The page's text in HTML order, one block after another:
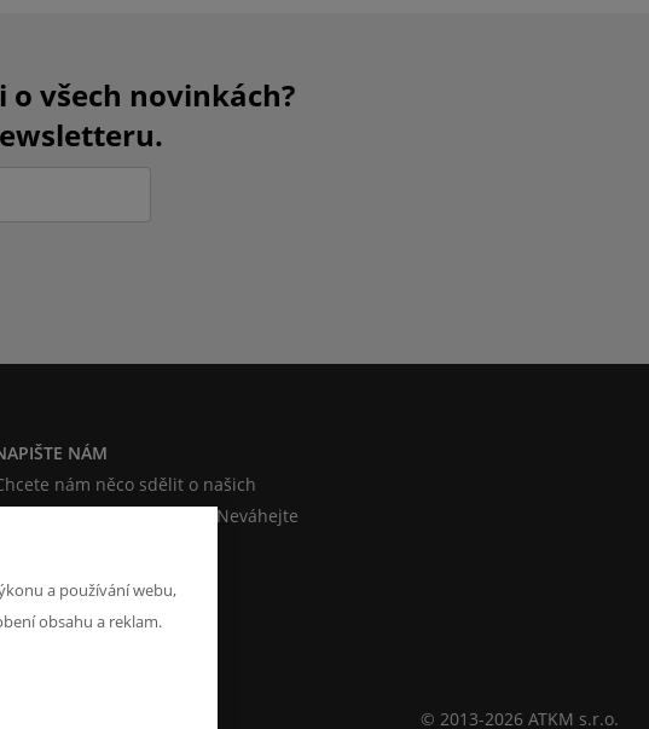
všech novinkách?
NÁM
nám něco sdělit o našich
produktech nebo e-shopu? Neváhejte
Chci napsat zprávu
© 2013-2026 ATKM s.r.o.
a používání webu,
obsahu a reklam.